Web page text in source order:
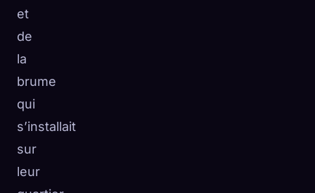
et
de
la
brume
qui
s’installait
sur
leur